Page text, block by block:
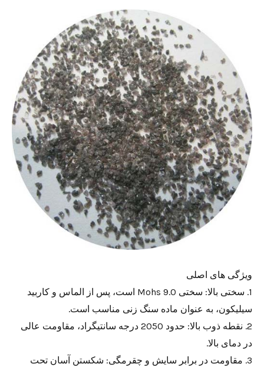
ویژگی های اصلی
1. سختی بالا: سختی Mohs 9.0 است، پس از الماس و کاربید
سیلیکون، به عنوان ماده سنگ زنی مناسب است.
2. نقطه ذوب بالا: حدود 2050 درجه سانتیگراد، مقاومت عالی
در دمای بالا.
3. مقاومت در برابر سایش و چقرمگی: شکستن آسان تحت